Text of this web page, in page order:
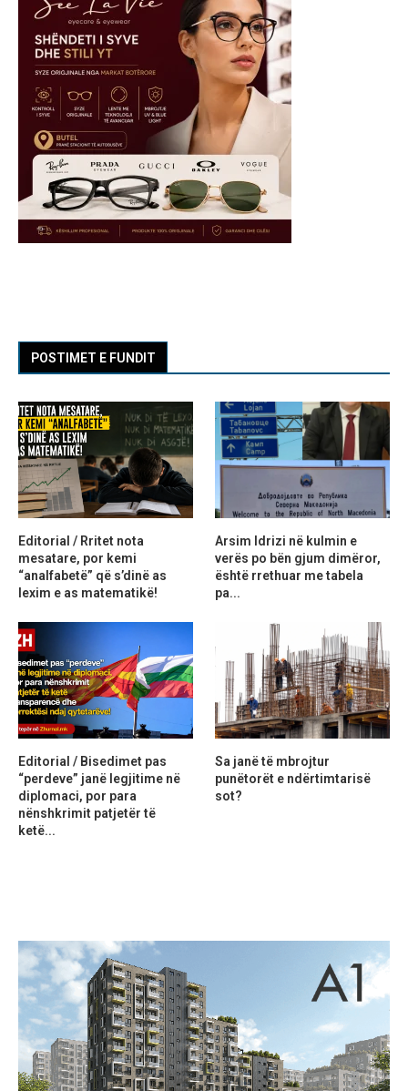
POSTIMET E FUNDIT
Editorial / Rritet nota
mesatare, por kemi
“analfabetë” që s’dinë as
lexim e as matematikë!
Arsim Idrizi në kulmin e
verës po bën gjum dimëror,
është rrethuar me tabela
pa...
Editorial / Bisedimet pas
“perdeve” janë legjitime në
diplomaci, por para
nënshkrimit patjetër të
ketë...
Sa janë të mbrojtur
punëtorët e ndërtimtarisë
sot?